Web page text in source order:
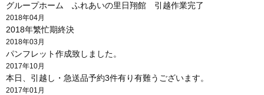
グループホーム ふれあいの里日翔館 引越作業完了
2018年04月
2018年繁忙期終決
2018年03月
パンフレット作成致しました。
2017年10月
本日、引越し・急送品予約3件有り有難うございます。
2017年01月